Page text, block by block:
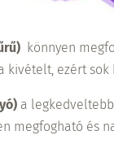
könnyen
kivételt, ezért sok
a
megfogható és